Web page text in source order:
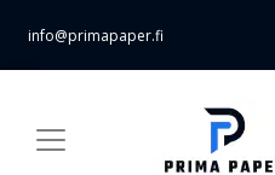
info@primapaper.fi